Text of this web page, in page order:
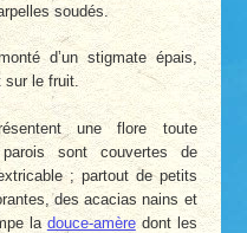
soudés.
d’un stigmate épais,
sur le fruit.
une flore toute
sont couvertes de
; partout de petits
des acacias nains et
ladouce-amèredont les